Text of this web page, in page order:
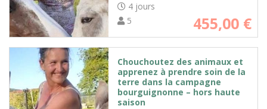
4 jours
5
455,00 €
Chouchoutez des animaux et
apprenez à prendre soin de la
terre dans la campagne
bourguignonne – hors haute
saison